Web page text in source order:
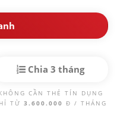
Chia 3 tháng
CẦN THẺ TÍN DỤNG
TỪ 3.600.000 Đ / THÁNG